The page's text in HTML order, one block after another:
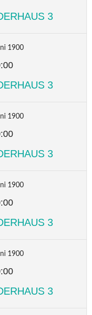
3
1900
3
1900
3
1900
3
1900
3